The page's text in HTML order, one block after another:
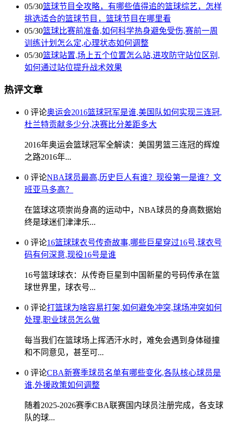
05/30篮球节目全攻略，有哪些值得追的篮球综艺，怎样
挑选适合的篮球节目，篮球节目在哪里看
05/30篮球比赛前准备,如何科学热身避免受伤,赛前一周
训练计划怎么定,心理状态如何调整
05/30篮球站置,场上五个位置怎么站,进攻防守站位区别,
如何通过站位提升战术效果
热评文章
0 评论奥运会2016篮球冠军是谁,美国队如何实现三连冠,
杜兰特贡献多少分,决赛比分差距多大
2016年奥运会篮球冠军全解读：美国男篮三连冠的辉煌
之路2016年...
0 评论NBA球员最高,历史巨人有谁？现役第一是谁？文
班亚马多高？
在篮球这项崇尚身高的运动中，NBA球员的身高数据始
终是球迷们津津乐...
0 评论16篮球球衣号传奇故事,哪些巨星穿过16号,球衣号
码有何深意,现役16号是谁
16号篮球球衣：从传奇巨星到中国新星的号码传承在篮
球世界里，球衣号...
0 评论打篮球为啥容易打架,如何避免冲突,球场冲突如何
处理,职业球员怎么做
每当我们在篮球场上挥洒汗水时，难免会遇到身体碰撞
和不同意见，甚至可...
0 评论CBA新赛季球员名单有哪些变化,各队核心球员是
谁,外援政策如何调整
随着2025-2026赛季CBA联赛国内球员注册完成，各支球
队的球...